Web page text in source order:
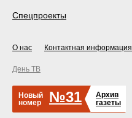
Спецпроекты
О нас Контактная информация
День ТВ
Новый
номер
№31
Архив
газеты